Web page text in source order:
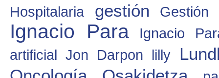
Hospitalaria
gestión Gestión
Ignacio Para
Ignacio
artificial Jon Darpon lilly